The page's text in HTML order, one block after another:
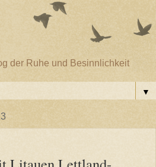
der Ruhe und Besinnlichkeit
▼